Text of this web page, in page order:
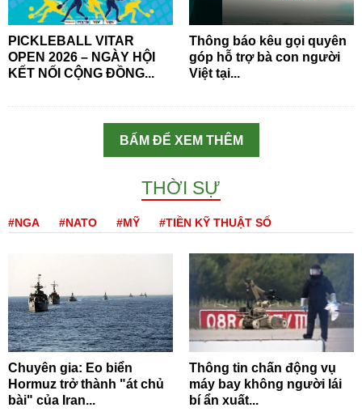
PICKLEBALL VITAR
OPEN 2026 – NGÀY HỘI
KẾT NỐI CỘNG ĐỒNG...
Thông báo kêu gọi quyên
góp hỗ trợ bà con người
Việt tại...
BẤM ĐỂ XEM THÊM
THỜI SỰ
#NGA #NATO #MỸ #TIỀN KỸ THUẬT SỐ
Chuyên gia: Eo biển
Hormuz trở thành "át chủ
bài" của Iran...
Thông tin chấn động vụ
máy bay không người lái
bí ẩn xuất...